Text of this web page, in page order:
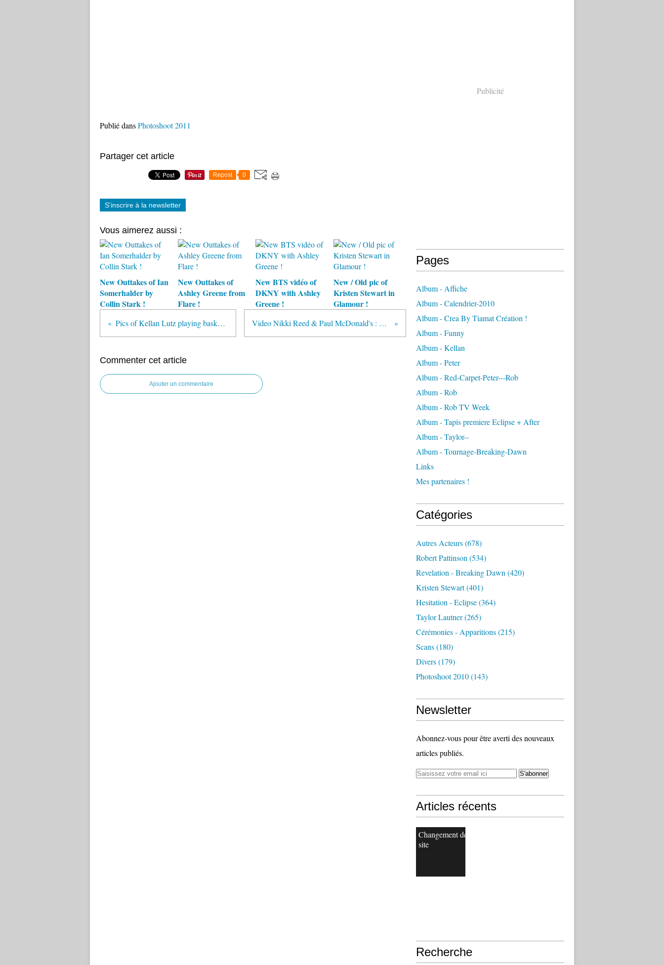
Publié dansPhotoshoot 2011
Partager cet article
Repost 0
S'inscrire à la newsletter
Vous aimerez aussi :
New Outtakes of Ian
Somerhalder by
Collin Stark !
New Outtakes of
Ashley Greene from
Flare !
New BTS vidéo of
DKNY with Ashley
Greene !
New / Old pic of
Kristen Stewart in
Glamour !
Pics of Kellan Lutz playing basketball in the E League ! Video Nikki Reed & Paul McDonald's : Now That I've Found You !
Commenter cet article
Ajouter un commentaire
Publicité
Pages
Album - Affiche
Album - Calendrier-2010
Album - Crea By Tiamat Création !
Album - Funny
Album - Kellan
Album - Peter
Album - Red-Carpet-Peter---Rob
Album - Rob
Album - Rob TV Week
Album - Tapis premiere Eclipse + After
Album - Taylor--
Album - Tournage-Breaking-Dawn
Links
Mes partenaires !
Catégories
Autres Acteurs(678)
Robert Pattinson (534)
Revelation - Breaking Dawn (420)
Kristen Stewart(401)
Hesitation - Eclipse(364)
Taylor Lautner(265)
Cérémonies - Apparitions(215)
Scans(180)
Divers(179)
Photoshoot 2010(143)
Newsletter
Abonnez-vous pour être averti des nouveaux
articles publiés.
Articles récents
Changement de
site
Recherche